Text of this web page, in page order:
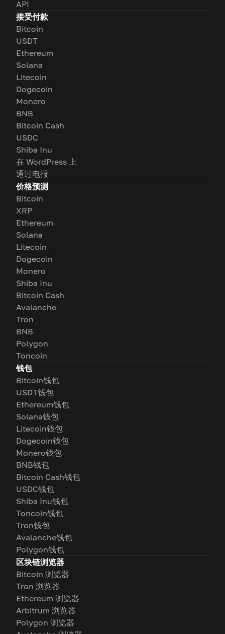
API
接受付款
Bitcoin
USDT
Ethereum
Solana
Litecoin
Dogecoin
Monero
BNB
Bitcoin Cash
USDC
Shiba Inu
在 WordPress 上
通过电报
价格预测
Bitcoin
XRP
Ethereum
Solana
Litecoin
Dogecoin
Monero
Shiba Inu
Bitcoin Cash
Avalanche
Tron
BNB
Polygon
Toncoin
钱包
Bitcoin钱包
USDT钱包
Ethereum钱包
Solana钱包
Litecoin钱包
Dogecoin钱包
Monero钱包
BNB钱包
Bitcoin Cash钱包
USDC钱包
Shiba Inu钱包
Toncoin钱包
Tron钱包
Avalanche钱包
Polygon钱包
区块链浏览器
Bitcoin 浏览器
Tron 浏览器
Ethereum 浏览器
Arbitrum 浏览器
Polygon 浏览器